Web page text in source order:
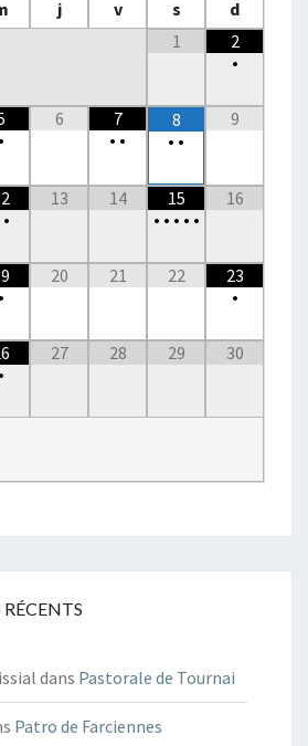
j v s
d
1
2
•
•
6
7
• •
8
• •
9
•
13 14
15
• • • • •
16
•
20 21 22
23
•
•
27 28 29 30
dans Pastorale de Tournai
Patro de Farciennes